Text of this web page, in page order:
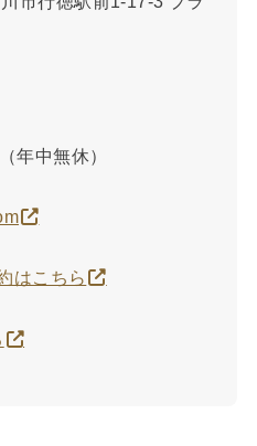
年中無休）
はこちら